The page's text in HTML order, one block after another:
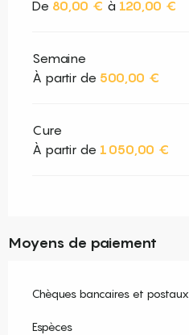
De 80,00 € à 120,00 €
Semaine
À partir de 500,00 €
Cure
À partir de 1 050,00 €
Moyens de paiement
Chèques bancaires et postaux
Espèces